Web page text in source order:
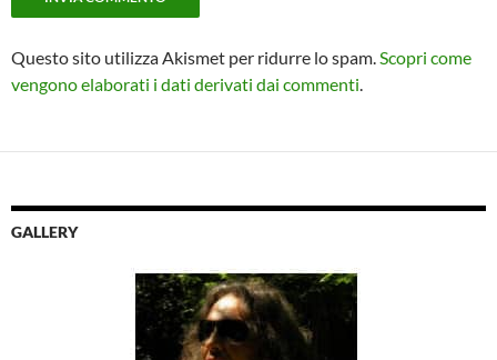
Questo sito utilizza Akismet per ridurre lo spam.Scopri come
vengono elaborati i dati derivati dai commenti.
GALLERY